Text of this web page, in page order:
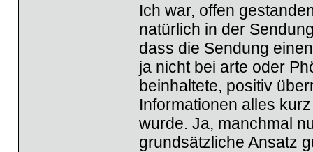
Ich war, offen
natürlich in der
dass die Sendung
ja nicht bei arte oder
beinhaltete, positiv
Informationen alles
wurde. Ja, manchmal
grundsätzliche Ansatz